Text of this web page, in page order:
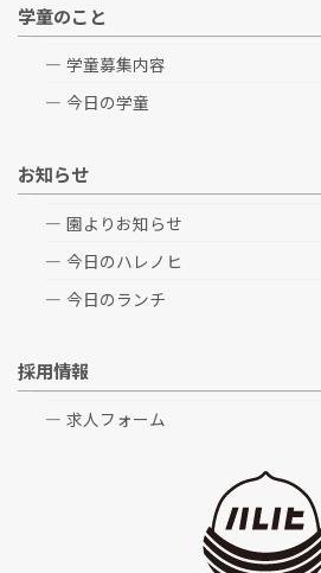
学童のこと
学童募集内容
今日の学童
お知らせ
園よりお知らせ
今日のハレノヒ
今日のランチ
採用情報
求人フォーム